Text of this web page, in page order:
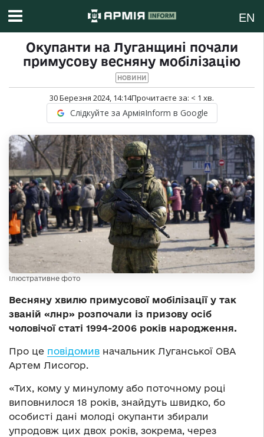
EN
Окупанти на Луганщині почали
примусову весняну мобілізацію
НОВИНИ
30 Березня 2024, 14:14Прочитаєте за: < 1 хв.
Слідкуйте за АрміяInform в Google
Ілюстративне фото
Весняну хвилю примусової мобілізації у так
званій «лнр» розпочали із призову осіб
чоловічої статі 1994-2006 років народження.
Про це повідомив начальник Луганської ОВА
Артем Лисогор.
«Тих, кому у минулому або поточному році
виповнилося 18 років, знайдуть швидко, бо
особисті дані молоді окупанти збирали
упродовж цих двох років, зокрема, через